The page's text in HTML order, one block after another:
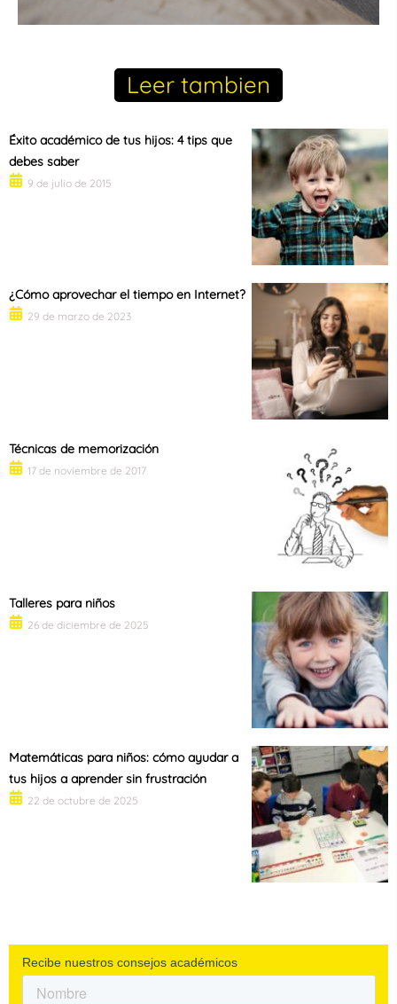
Leer tambien
Éxito académico de tus hijos: 4 tips que
debes saber
9 de julio de 2015
¿Cómo aprovechar el tiempo en Internet?
29 de marzo de 2023
Técnicas de memorización
17 de noviembre de 2017
Talleres para niños
26 de diciembre de 2025
Matemáticas para niños: cómo ayudar a
tus hijos a aprender sin frustración
22 de octubre de 2025